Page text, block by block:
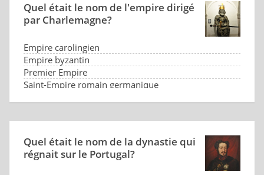
Quel était le nom de l'empire dirigé
par Charlemagne?
Empire carolingien
Empire byzantin
Premier Empire
Saint-Empire romain germanique
Quel était le nom de la dynastie qui
régnait sur le Portugal?